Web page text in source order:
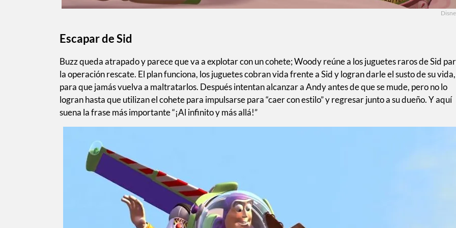
Escapar de Sid
Buzz queda atrapado y parece que va a explotar con un cohete; Woody reúne a los juguetes raros de Sid
la operación rescate. El plan funciona, los juguetes cobran vida frente a Sid y logran darle el susto de su vida,
para que jamás vuelva a maltratarlos. Después intentan alcanzar a Andy antes de que se mude, pero no lo
logran hasta que utilizan el cohete para impulsarse para “caer con estilo” y regresar junto a su dueño. Y aquí
suena la frase más importante “¡Al infinito y más allá!”